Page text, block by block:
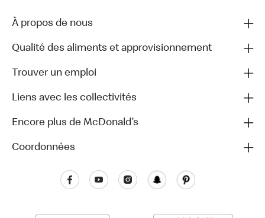
À propos de nous
Qualité des aliments et approvisionnement
Trouver un emploi
Liens avec les collectivités
Encore plus de McDonald’s
Coordonnées